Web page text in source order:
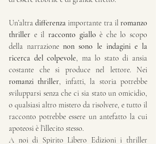
Un’altra differenza importante tra il romanzo
thriller e il racconto giallo è che lo scopo
della narrazione non sono le indagini e la
ricerca del colpevole, ma lo stato di ansia
romanzi thriller, infatti, la storia potrebbe
svilupparsi senza che ci sia stato un omicidio,
o qualsiasi altro mistero da risolvere, e tutto il
racconto potrebbe essere un antefatto la cui
apoteosi è l’illecito stesso.
A noi di Spirito Libero Edizioni i thriller